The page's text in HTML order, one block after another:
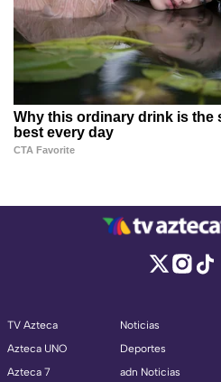
TV Azteca
Azteca UNO
Azteca 7
Noticias
Deportes
adn Noticias